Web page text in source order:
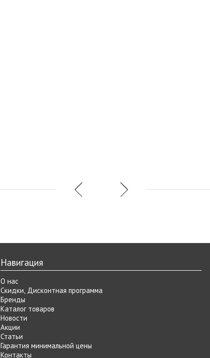
Навигация
О нас
Скидки, Дисконтная программа
Бренды
Каталог товаров
Новости
Акции
Статьи
Гарантия минимальной цены
Контакты